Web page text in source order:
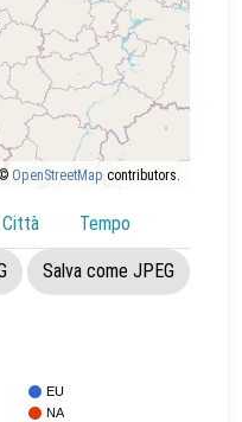
© OpenStreetMap contributors.
Città Tempo
Salva come JPEG
EU
NA